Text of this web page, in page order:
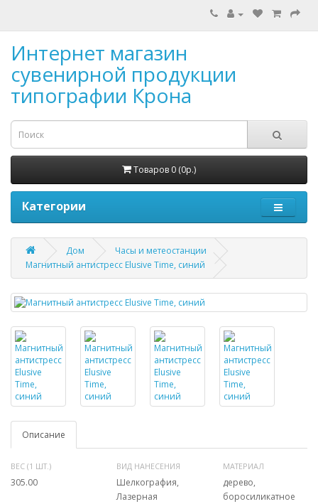
Интернет магазин
сувенирной продукции
типографии Крона
Товаров 0 (0р.)
Категории
Дом
Часы и метеостанции
Магнитный антистресс Elusive Time, синий
Описание
ВЕС (1 ШТ.)
305.00
ВИД НАНЕСЕНИЯ
Шелкография,
Лазерная
МАТЕРИАЛ
дерево,
боросиликатное